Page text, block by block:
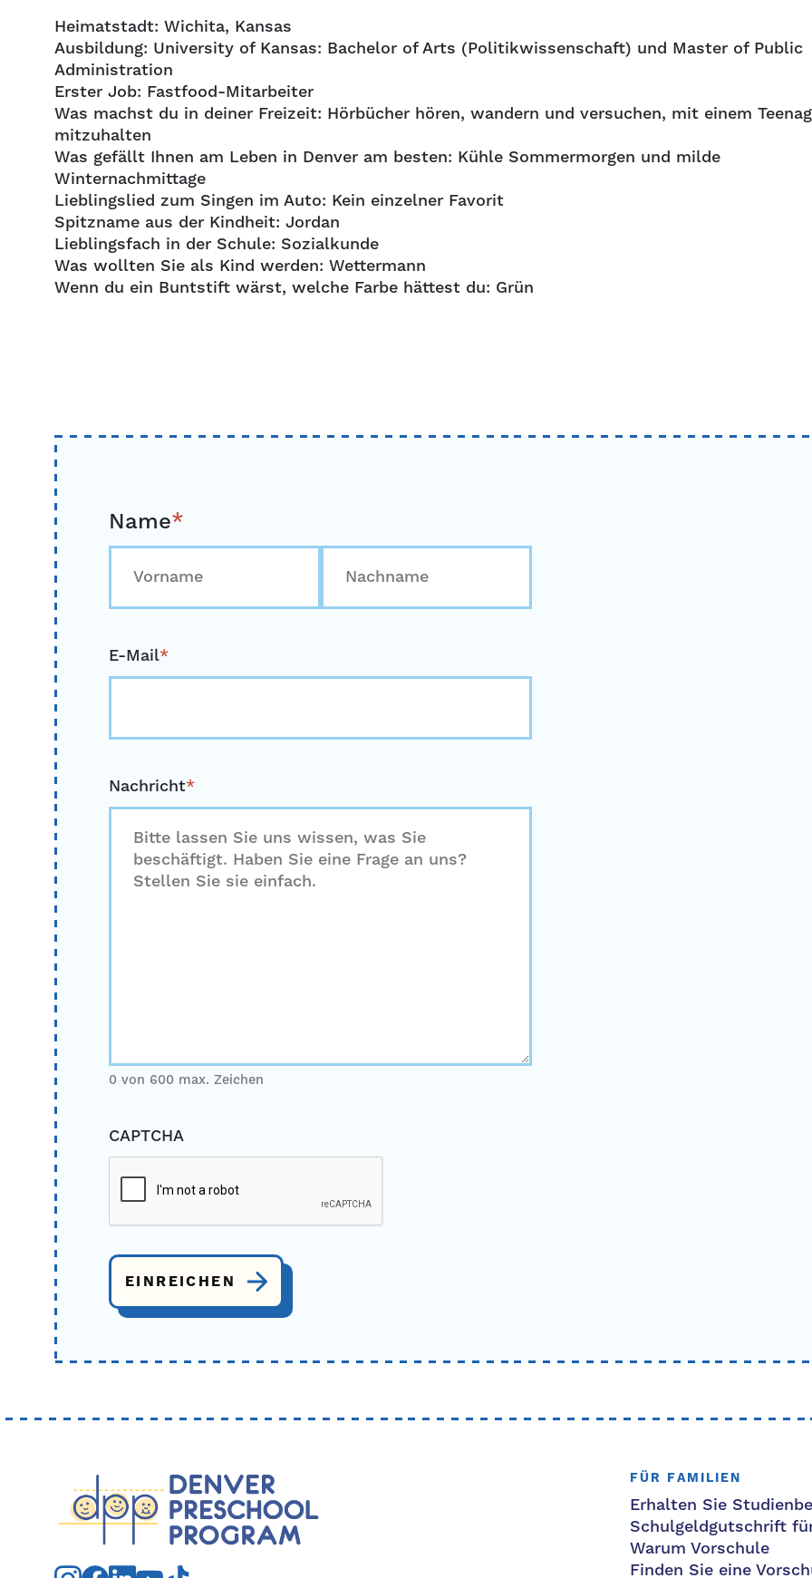
Heimatstadt: Wichita, Kansas
Ausbildung: University of Kansas: Bachelor of Arts (Politikwissenschaft) und Master of Public
Administration
Erster Job: Fastfood-Mitarbeiter
Was machst du in deiner Freizeit: Hörbücher hören, wandern und versuchen, mit einem
mitzuhalten
Was gefällt Ihnen am Leben in Denver am besten: Kühle Sommermorgen und milde
Winternachmittage
Lieblingslied zum Singen im Auto: Kein einzelner Favorit
Spitzname aus der Kindheit: Jordan
Lieblingsfach in der Schule: Sozialkunde
Was wollten Sie als Kind werden: Wettermann
Wenn du ein Buntstift wärst, welche Farbe hättest du: Grün
Name*
E-Mail*
Nachricht*
0 von 600 max. Zeichen
CAPTCHA
FÜR FAMILIEN
Erhalten Sie
Schulgeldgutschrift
Warum Vorschule
Finden Sie eine